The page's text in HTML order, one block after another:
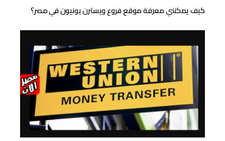
كيف يمكنني معرفة موقع فروع ويسترن يونيون في مصر؟